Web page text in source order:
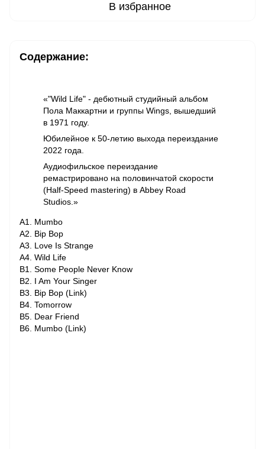
В избранное
Содержание:
«"Wild Life" - дебютный студийный альбом
Пола Маккартни и группы Wings, вышедший
в 1971 году.
Юбилейное к 50-летию выхода переиздание
2022 года.
Аудиофильское переиздание
ремастрировано на половинчатой скорости
(Half-Speed mastering) в Abbey Road
Studios.»
A1. Mumbo
A2. Bip Bop
A3. Love Is Strange
A4. Wild Life
B1. Some People Never Know
B2. I Am Your Singer
B3. Bip Bop (Link)
B4. Tomorrow
B5. Dear Friend
B6. Mumbo (Link)